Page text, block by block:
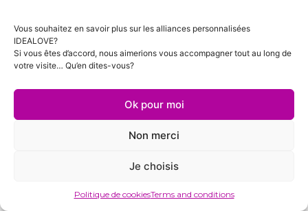
Vous souhaitez en savoir plus sur les alliances personnalisées
IDEALOVE?
Si vous êtes d’accord, nous aimerions vous accompagner tout au long de
votre visite… Qu’en dites-vous?
Ok pour moi
Non merci
Je choisis
Politique de cookiesTerms and conditions